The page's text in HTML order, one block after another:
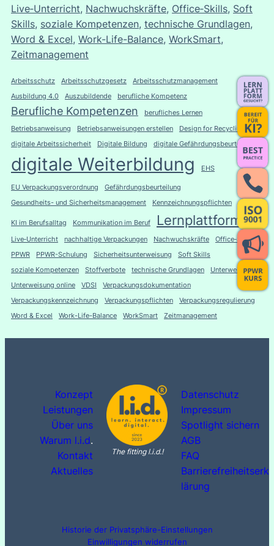
Live‑Unterricht, Nachwuchskräfte, Office‑Skills, Soft
Skills, soziale Kompetenzen, technische Grundlagen
Word & Excel, Work-Life-Balance, WorkSmart
Zeitmanagement
Arbeitsschutz Arbeitsschutzgesetz
Arbeitsschutzmanagement
Ausbildung 4.0
Auszubildende berufliche Kompetenz
Berufliche Kompetenzen
berufliches Lernen
Betriebsanweisung
Betriebsanweisungen erstellen
Design for Recycling
digitale Arbeitssicherheit
Digitale Bildung digitale Gefährdungsbeurteilung
digitale Weiterbildung EHS
EU Verpackungsverordnung
Gefährdungsbeurteilung
Gesundheits- und Sicherheitsmanagement
Kennzeichnungspflichten
KI im Berufsalltag Kommunikation im Beruf Lernplattform
Live‑Unterricht nachhaltige Verpackungen Nachwuchskräfte
Office‑Skills
PPWR
PPWR-Schulung Sicherheitsunterweisung
Soft Skills
soziale Kompetenzen
Stoffverbote technische Grundlagen
Unterweisung
Unterweisung online
VDSI
Verpackungsdokumentation
Verpackungskennzeichnung
Verpackungspflichten
Verpackungsregulierung
Word & Excel
Work-Life-Balance WorkSmart Zeitmanagement
Konzept
Leistungen
Über uns
Warum l.i.d.
Kontakt
Aktuelles
The fitting l.i.d.!
Datenschutz
Impressum
Spotlight sichern
AGB
FAQ
Barrierefreiheitserk
lärung
Historie der Privatsphäre-Einstellungen
Einwilligungen widerrufen